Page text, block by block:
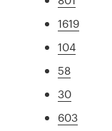
1619
104
58
30
603